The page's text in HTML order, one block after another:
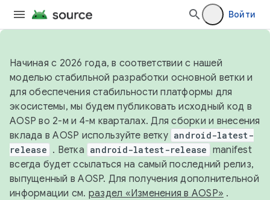
Войти
Начиная с 2026 года, в соответствии с нашей
моделью стабильной разработки основной ветки и
для обеспечения стабильности платформы для
экосистемы, мы будем публиковать исходный код в
AOSP во 2-м и 4-м кварталах. Для сборки и внесения
вклада в AOSP используйте ветку android-latest-
release . Ветка android-latest-release manifest
всегда будет ссылаться на самый последний релиз,
выпущенный в AOSP. Для получения дополнительной
информации см. раздел «Изменения в AOSP» .